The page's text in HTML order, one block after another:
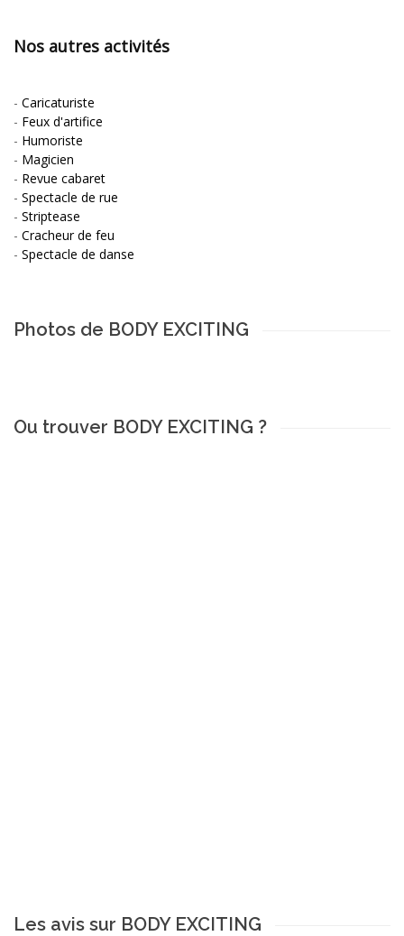
Nos autres activités
- Caricaturiste
- Feux d'artifice
- Humoriste
- Magicien
- Revue cabaret
- Spectacle de rue
- Striptease
- Cracheur de feu
- Spectacle de danse
Photos de BODY EXCITING
Ou trouver BODY EXCITING ?
Les avis sur BODY EXCITING